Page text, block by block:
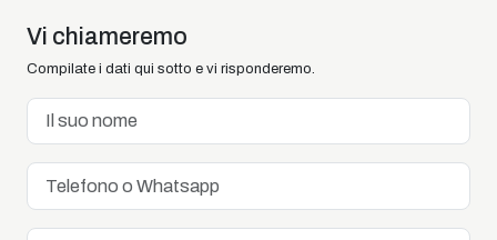
Vi chiameremo
Compilate i dati qui sotto e vi risponderemo.